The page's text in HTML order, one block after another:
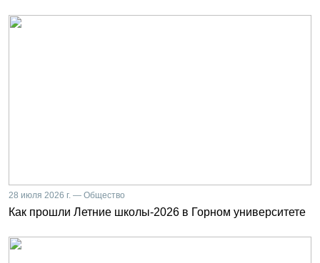
28 июля 2026 г. — Общество
Как прошли Летние школы-2026 в Горном университете